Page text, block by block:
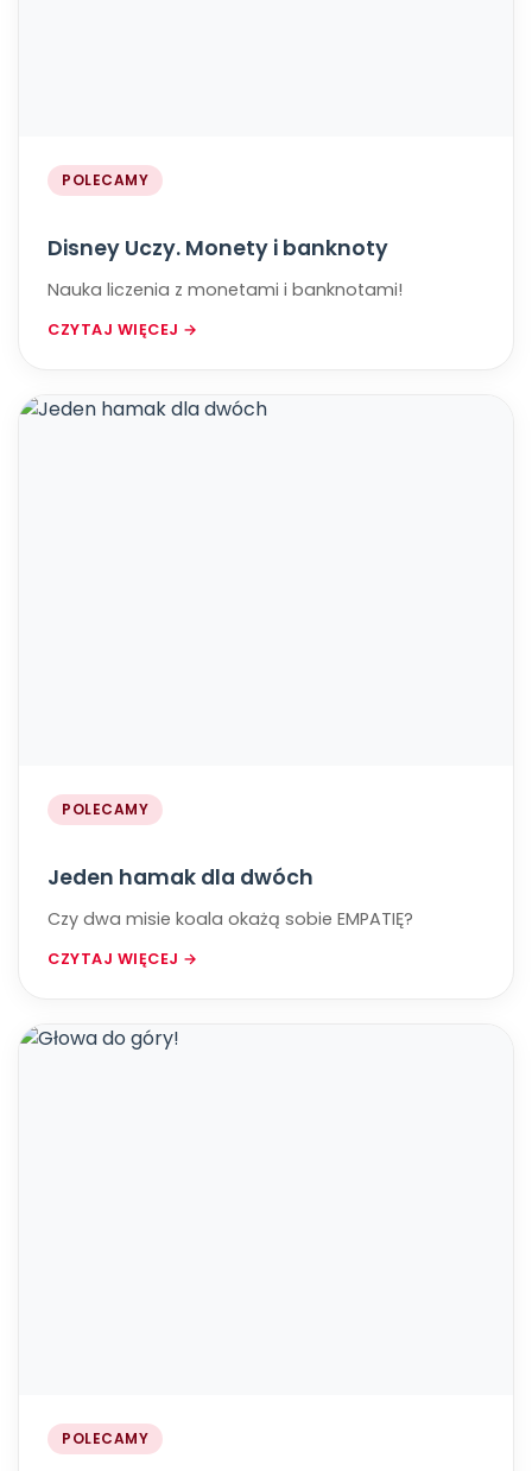
POLECAMY
Disney Uczy. Monety i banknoty
Nauka liczenia z monetami i banknotami!
CZYTAJ WIĘCEJ →
POLECAMY
Jeden hamak dla dwóch
Czy dwa misie koala okażą sobie EMPATIĘ?
CZYTAJ WIĘCEJ →
POLECAMY